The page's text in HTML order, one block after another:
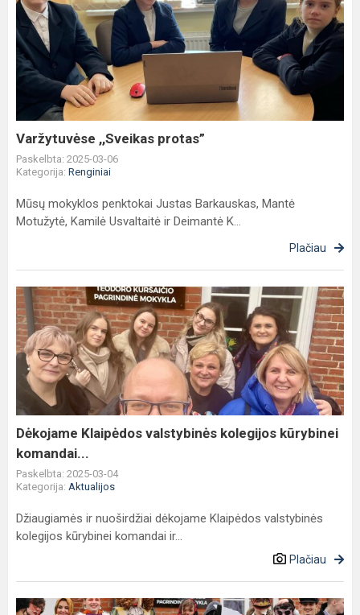
,,Sveikas
protas”
Varžytuvėse ,,Sveikas protas”
Paskelbta: 2025-03-06
Kategorija: Renginiai
Mūsų mokyklos penktokai Justas Barkauskas, Mantė
Motužytė, Kamilė Usvaltaitė ir Deimantė K...
Plačiau
Dėkojame
Klaipėdos
valstybinės
kolegijos
kūrybinei
komandai...
Dėkojame Klaipėdos valstybinės kolegijos kūrybinei
komandai...
Paskelbta: 2025-03-04
Kategorija: Aktualijos
Džiaugiamės ir nuoširdžiai dėkojame Klaipėdos valstybinės
kolegijos kūrybinei komandai ir...
Plačiau
Užgavėnių